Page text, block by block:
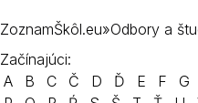
ZoznamŠkôl.eu»Odbory a
Začínajúci:
A
B C Č D Ď E F G